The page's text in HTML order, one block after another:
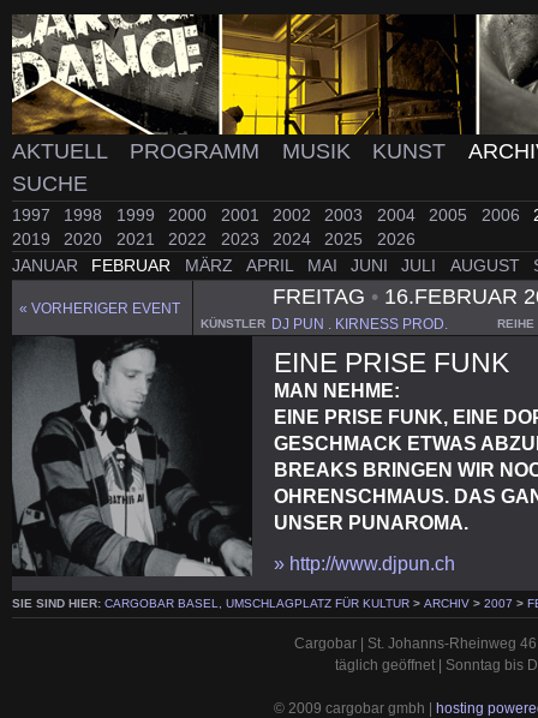
AKTUELL PROGRAMM MUSIK KUNST
SUCHE
1997 1998 1999 2000 2001 2002 2003 2004 2005 2006
2019
2020 2021 2022 2023 2024 2025
2026
JANUAR
FEBRUAR MÄRZ APRIL MAI JUNI JULI AUGUST
« VORHERIGER EVENT
FREITAG •16.FEBRUAR
KÜNSTLER DJ PUN . KIRNESS PROD. REIHE
EINE PRISE FUNK
MAN NEHME:
EINE PRISE FUNK, EINE
GESCHMACK ETWAS
BREAKS BRINGEN WIR
OHRENSCHMAUS. DAS
UNSER PUNAROMA.
» http://www.djpun.ch
SIE SIND HIER: CARGOBAR BASEL, UMSCHLAGPLATZ FÜR KULTUR > ARCHIV > 2007 >
Cargobar | St. Johanns-Rheinweg
täglich geöffnet | Sonntag bis
© 2009 cargobar gmbh | hosting